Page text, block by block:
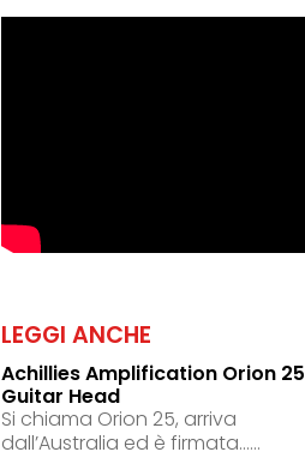
LEGGI ANCHE
Achillies Amplification Orion 25
Guitar Head
Si chiama Orion 25, arriva
dall’Australia ed è firmata......